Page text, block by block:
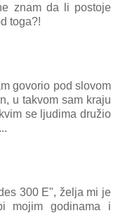
znam da li postoje
toga?!
govorio pod slovom
u takvom sam kraju
se ljudima družio
300 E", želja mi je
mojim godinama i